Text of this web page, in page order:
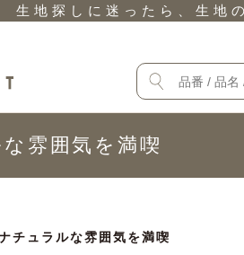
生地探しに迷ったら、生地
雰囲気を満喫
チュラルな雰囲気を満喫